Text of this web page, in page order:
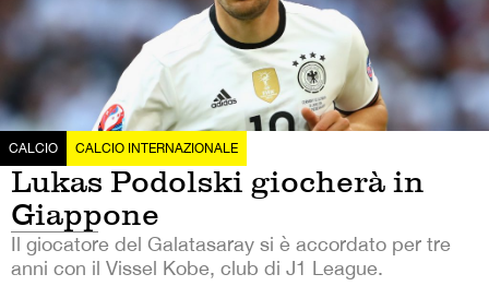
CALCIO CALCIO INTERNAZIONALE
Lukas Podolski giocherà in
Giappone
Il giocatore del Galatasaray si è accordato per tre
anni con il Vissel Kobe, club di J1 League.